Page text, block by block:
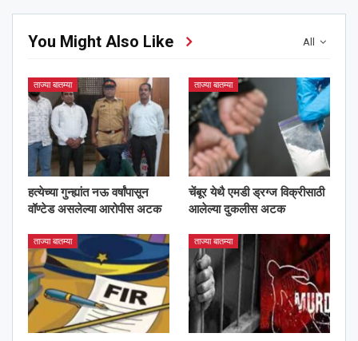
All
You Might Also Like
ताज्या बातम्या
हत्येच्या गुन्ह्यांत नऊ वर्षांपासून
वॉण्टेड असलेल्या आरोपीस अटक
ताज्या बातम्या
चेंबूर येथै एमडी ड्रग्ज विक्रीसाठी
आलेल्या दुकलीस अटक
ताज्या बातम्या ताज्या बातम्या